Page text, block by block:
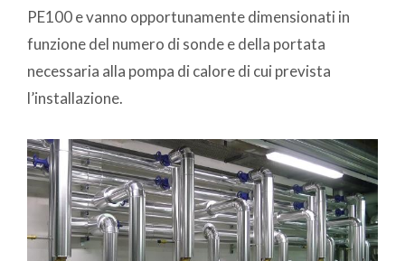
PE100 e vanno opportunamente dimensionati in
funzione del numero di sonde e della portata
necessaria alla pompa di calore di cui prevista
l’installazione.